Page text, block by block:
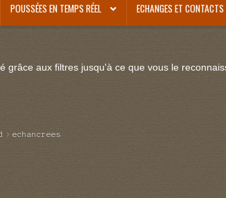
POUSSÉES EN TEMPS RÉEL ECHANGES ET CONTACTS
grâce aux filtres jusqu'à ce que vous le
echancrees